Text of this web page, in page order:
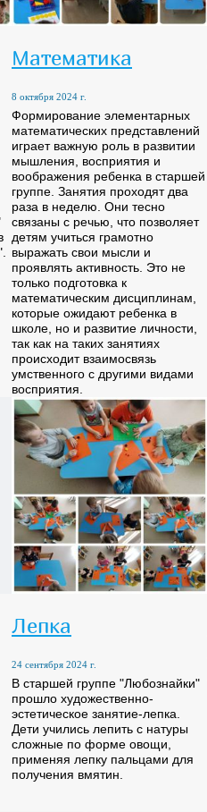
Математика
8 октября 2024 г.
Формирование элементарных
математических представлений
играет важную роль в развитии
мышления, восприятия и
воображения ребенка в старшей
группе. Занятия проходят два
раза в неделю. Они тесно
связаны с речью, что позволяет
детям учиться грамотно
выражать свои мысли и
проявлять активность. Это не
только подготовка к
математическим дисциплинам,
которые ожидают ребенка в
школе, но и развитие личности,
так как на таких занятиях
происходит взаимосвязь
умственного с другими видами
восприятия.
Лепка
24 сентября 2024 г.
В старшей группе "Любознайки"
прошло художественно-
эстетическое занятие-лепка.
Дети учились лепить с натуры
сложные по форме овощи,
применяя лепку пальцами для
получения вмятин.